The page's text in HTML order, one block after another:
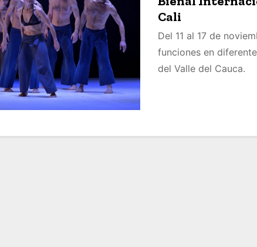
Cali
Del 11 al 17 de
funciones en
del Valle del Cauca.